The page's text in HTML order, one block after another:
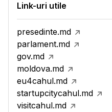
Link-uri utile
presedinte.md
parlament.md
gov.md
moldova.md
eu4cahul.md
startupcitycahul.md
visitcahul.md